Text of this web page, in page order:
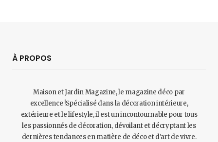
À PROPOS
Maison et Jardin Magazine, le magazine déco par
excellence !Spécialisé dans la décoration intérieure,
extérieure et le lifestyle, il est un incontournable pour tous
les passionnés de décoration, dévoilant et décryptant les
dernières tendances en matière de déco et d'art de vivre.